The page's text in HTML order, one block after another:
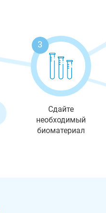
3
Сдайте
необходимый
биоматериал